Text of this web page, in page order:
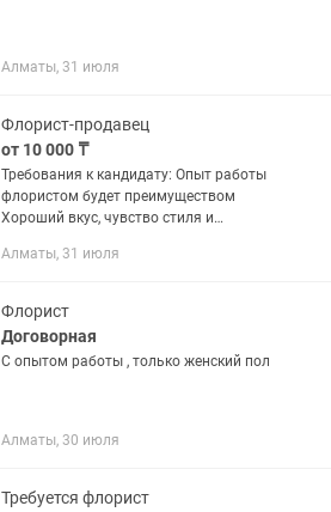
Алматы, 31 июля
Флорист-продавец
от 10 000 ₸
Требования к кандидату: Опыт работы
флористом будет преимуществом
Хороший вкус, чувство стиля и
пунктуальность и честность.
общение...
Алматы, 31 июля
Флорист
Договорная
С опытом работы , только женский пол
Алматы, 30 июля
Требуется флорист